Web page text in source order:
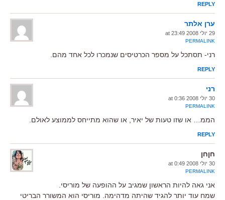
REPLY
ערן אלתר
29 יולי 2008 at 23:49
PERMALINK
רני- תסתכל על מספר הכרטיסים שנמכרו לכל אחד מהם.
REPLY
רני
30 יולי 2008 at 0:36
PERMALINK
הממ… או שזו טעות של יאיר, או שהוא מתייחס לממוצע לאולם.
REPLY
חןחן
30 יולי 2008 at 0:49
PERMALINK
אני גאה להיות הראשון שמגיב על ההופעה של מוריסי.
שמח עוד יותר להגיד שהיתה מדהימה. מוריסי הוא המשורר הבריטי